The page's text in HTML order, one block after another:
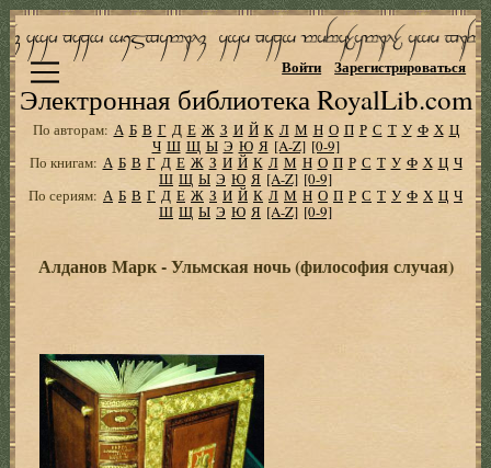
Электронная библиотека RoyalLib.com
Войти Зарегистрироваться
По авторам: А Б В Г Д Е Ж З И Й К Л М Н О П Р С Т У Ф Х Ц
Ч Ш Щ Ы Э Ю Я [A-Z] [0-9]
По книгам: А Б В Г Д Е Ж З И Й К Л М Н О П Р С Т У Ф Х Ц Ч
Ш Щ Ы Э Ю Я [A-Z] [0-9]
По сериям: А Б В Г Д Е Ж З И Й К Л М Н О П Р С Т У Ф Х Ц Ч
Ш Щ Ы Э Ю Я [A-Z] [0-9]
Алданов Марк - Ульмская ночь (философия случая)